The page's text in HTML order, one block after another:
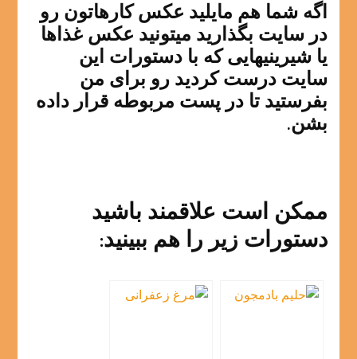
اگه شما هم مایلید عکس کارهاتون رو
در سایت بگذارید میتونید عکس غذاها
یا شیرینیهایی که با دستورات این
سایت درست کردید رو برای من
بفرستید تا در پست مربوطه قرار داده
بشن.
ممکن است علاقمند باشید
دستورات زیر را هم ببینید: